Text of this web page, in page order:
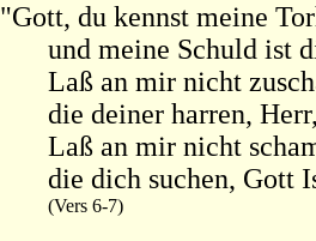
"Gott, du kennst meine
und meine Schuld ist
Laß an mir nicht
die deiner harren,
Laß an mir nicht
die dich suchen, Gott
(Vers 6-7)